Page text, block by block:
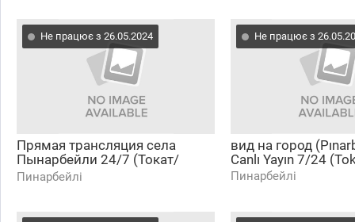
Не працює з 26.05.2024
Прямая трансляция села
Пынарбейли 24/7 (Токат/
Эрбаа) (Pınarbeyli köyü Canlı
Yayın 7/24 (Tokat/Erbaa))
Пинарбейлі
Не працює з
вид на город
Canlı Yayın 7/24
Пинарбейлі